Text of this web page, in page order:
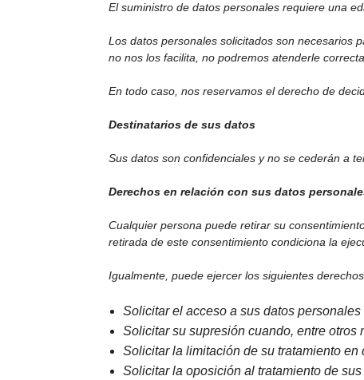
El suministro de datos personales requiere una
Los datos personales solicitados son necesarios
no nos los facilita, no podremos atenderle
En todo caso, nos reservamos el derecho de
Destinatarios de sus datos
Sus datos son confidenciales y no se cederán a
Derechos en relación con sus datos
Cualquier persona puede retirar su
retirada de este consentimiento condiciona la
Igualmente, puede ejercer los siguientes
Solicitar el acceso a sus datos
Solicitar su supresión cuando, entre otros
Solicitar la limitación de su tratamiento en
Solicitar la oposición al tratamiento de